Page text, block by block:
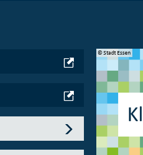
© Stadt Essen